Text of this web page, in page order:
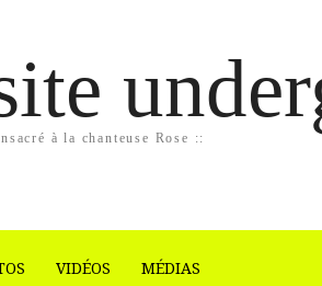
à la chanteuse Rose ::
VIDÉOS MÉDIAS